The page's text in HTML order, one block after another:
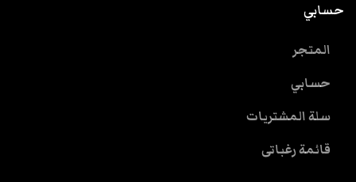
حسابي
المتجر
حسابي
سلة المشتريات
قائمة رغباتى